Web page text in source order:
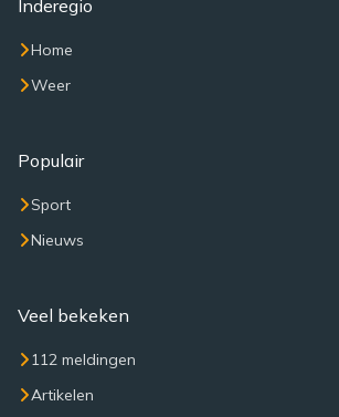
Inderegio
Home
Weer
Populair
Sport
Nieuws
Veel bekeken
112 meldingen
Artikelen